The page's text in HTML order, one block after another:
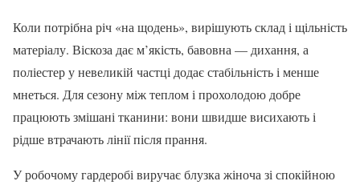
Коли потрібна річ «на щодень», вирішують склад і щільність
матеріалу. Віскоза дає м’якість, бавовна — дихання, а
поліестер у невеликій частці додає стабільність і менше
мнеться. Для сезону між теплом і прохолодою добре
працюють змішані тканини: вони швидше висихають і
рідше втрачають лінії після прання.
У робочому гардеробі виручає блузка жіноча зі спокійною